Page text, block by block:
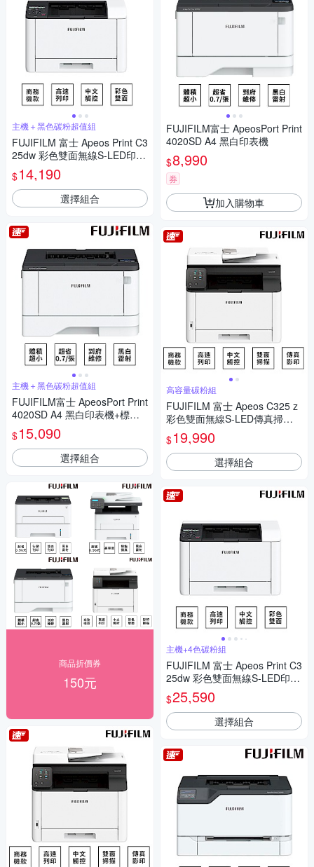
主機＋黑色碳粉超值組
FUJIFILM 富士 Apeos Print C3
25dw 彩色雙面無線S-LED印表
機+原廠CT203502 高容量黑色
碳粉匣 (6,000張)
$14,190
選擇組合
主機＋黑色碳粉超值組
FUJIFILM富士 ApeosPort Print
4020SD A4 黑白印表機+標準
容量碳份
$15,090
選擇組合
商品折價券
150元
FUJIFILM富士 ApeosPort Print
4020SD A4 黑白印表機
$8,990
券
加入購物車
高容量碳粉組
FUJIFILM 富士 Apeos C325 z
彩色雙面無線S-LED傳真掃描
複合機+原廠CT203502 高容量
黑色碳粉匣 (6,000張)
$19,990
選擇組合
主機+4色碳粉組
FUJIFILM 富士 Apeos Print C3
25dw 彩色雙面無線S-LED印表
機+原廠四色碳粉一組
$25,590
選擇組合